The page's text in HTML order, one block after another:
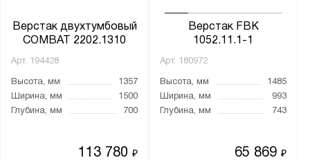
Верстак двухтумбовый
COMBAT 2202.1310
Арт. 194428
Высота, мм
1357
Ширина, мм
1500
Глубина, мм
700
113 780₽
Верстак FBK
1052.11.1-1
Арт. 180972
Высота, мм
1485
Ширина, мм
993
Глубина, мм
743
65 869₽